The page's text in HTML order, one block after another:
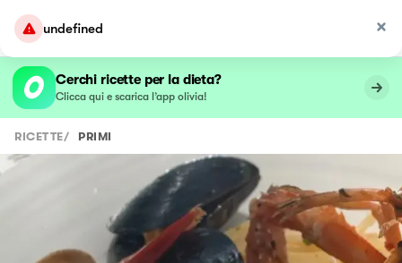
undefined
Cerchi ricette per la dieta?
Clicca qui e scarica l’app olivia!
RICETTE/ PRIMI